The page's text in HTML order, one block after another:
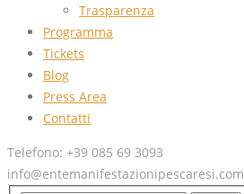
Trasparenza
Programma
Tickets
Blog
Press Area
Contatti
Telefono: +39 085 69 3093
info@entemanifestazionipescaresi.com